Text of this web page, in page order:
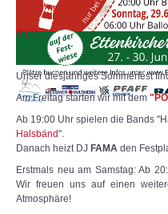
012
Unser diesjähriges Sommerfest
Am Freitag starten wir mit dem
Ab 19:00 Uhr spielen die Bands
Halsbänd".
Danach heizt DJ FAMA den
Erstmals neu am Samstag: Ab
Wir freuen uns auf einen
Atmosphäre!